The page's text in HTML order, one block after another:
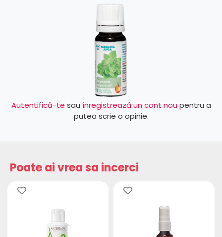
Autentifică-te sau înregistrează un cont nou pentru a
putea scrie o opinie.
Poate ai vrea sa incerci